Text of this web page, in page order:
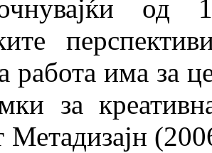
од
работа има за
за
Метадизајн